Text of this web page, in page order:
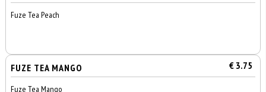
Fuze Tea Peach
FUZE TEA MANGO € 3.75
Fuze Tea Mango